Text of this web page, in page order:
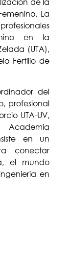
de la
La
en la
(UTA),
Fertilio de
del
profesional
UTA-UV,
en un
conectar
el mundo
en